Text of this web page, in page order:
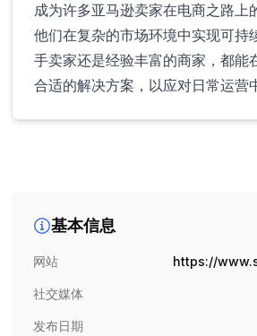
成为许多亚马逊卖家在电商之路上
他们在复杂的市场环境中实现可持
手卖家还是经验丰富的商家，都能
合适的解决方案，以应对日常运营
基本信息
网站 https://
社交媒体
发布日期